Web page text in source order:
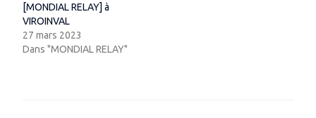
[MONDIAL RELAY] à
VIROINVAL
27 mars 2023
Dans "MONDIAL RELAY"